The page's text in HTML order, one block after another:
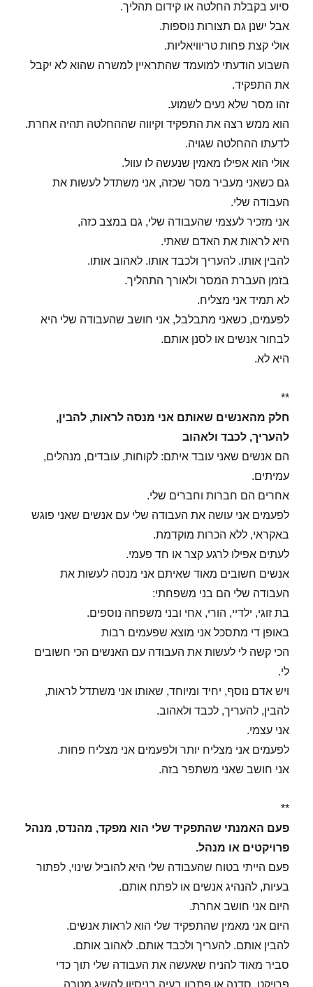
סיוע בקבלת החלטה או קידום תהליך.
אבל ישנן גם תצורות נוספות.
אולי קצת פחות טריוויאליות.
השבוע הודעתי למועמד שהתראיין למשרה שהוא לא יקבל
את התפקיד.
זהו מסר שלא נעים לשמוע.
הוא ממש רצה את התפקיד וקיווה שההחלטה תהיה אחרת.
לדעתו ההחלטה שגויה.
אולי הוא אפילו מאמין שנעשה לו עוול.
גם כשאני מעביר מסר שכזה, אני משתדל לעשות את
העבודה שלי.
אני מזכיר לעצמי שהעבודה שלי, גם במצב כזה,
היא לראות את האדם שאתי.
להבין אותו. להעריך ולכבד אותו. לאהוב אותו.
בזמן העברת המסר ולאורך התהליך.
לא תמיד אני מצליח.
לפעמים, כשאני מתבלבל, אני חושב שהעבודה שלי היא
לבחור אנשים או לסנן אותם.
היא לא.
**
חלק מהאנשים שאותם אני מנסה לראות, להבין,
להעריך, לכבד ולאהוב
הם אנשים שאני עובד איתם: לקוחות, עובדים, מנהלים,
עמיתים.
אחרים הם חברות וחברים שלי.
לפעמים אני עושה את העבודה שלי עם אנשים שאני פוגש
באקראי, ללא הכרות מוקדמת.
לעתים אפילו לרגע קצר או חד פעמי.
אנשים חשובים מאוד שאיתם אני מנסה לעשות את
העבודה שלי הם בני משפחתי:
בת זוגי, ילדיי, הורי, אחי ובני משפחה נוספים.
באופן די מתסכל אני מוצא שפעמים רבות
הכי קשה לי לעשות את העבודה עם האנשים הכי חשובים
לי.
ויש אדם נוסף, יחיד ומיוחד, שאותו אני משתדל לראות,
להבין, להעריך, לכבד ולאהוב.
אני עצמי.
לפעמים אני מצליח יותר ולפעמים אני מצליח פחות.
אני חושב שאני משתפר בזה.
**
פעם האמנתי שהתפקיד שלי הוא מפקד, מהנדס, מנהל
פרויקטים או מנהל.
פעם הייתי בטוח שהעבודה שלי היא להוביל שינוי, לפתור
בעיות, להנהיג אנשים או לפתח אותם.
היום אני חושב אחרת.
היום אני מאמין שהתפקיד שלי הוא לראות אנשים.
להבין אותם. להעריך ולכבד אותם. לאהוב אותם.
סביר מאוד להניח שאעשה את העבודה שלי תוך כדי
פרויקט, סדנה או פתרון בעיה בניסיון להשיג מטרה